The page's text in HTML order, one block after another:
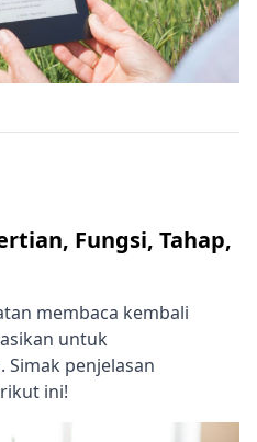
Fungsi, Tahap,
membaca kembali
untuk
Simak penjelasan
ini!